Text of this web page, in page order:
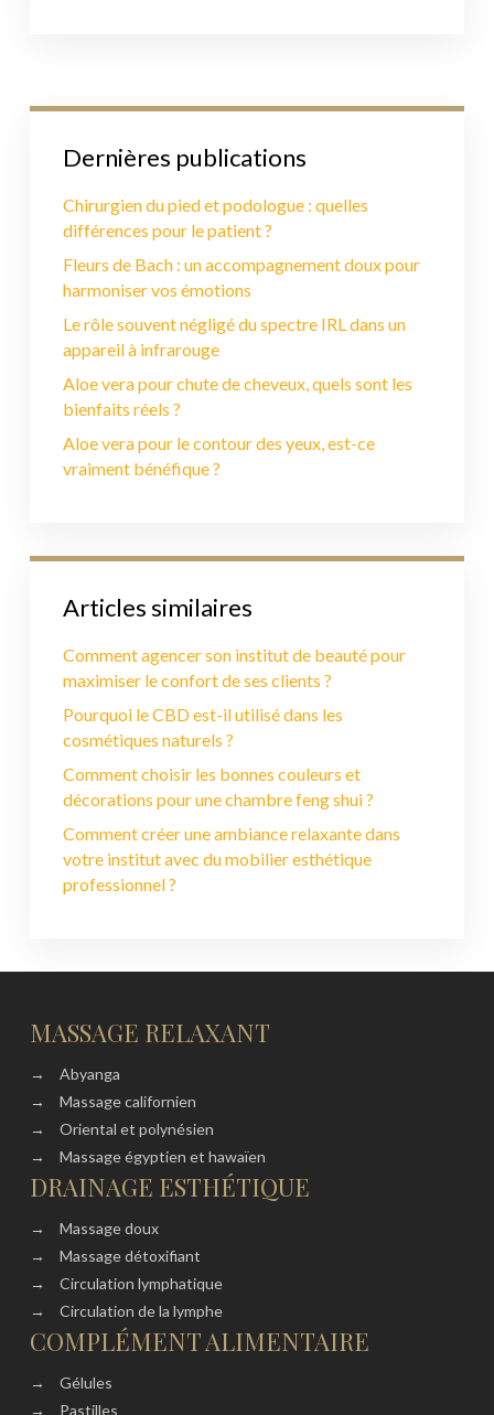
Dernières publications
Chirurgien du pied et podologue : quelles
différences pour le patient ?
Fleurs de Bach : un accompagnement doux pour
harmoniser vos émotions
Le rôle souvent négligé du spectre IRL dans un
appareil à infrarouge
Aloe vera pour chute de cheveux, quels sont les
bienfaits réels ?
Aloe vera pour le contour des yeux, est-ce
vraiment bénéfique ?
Articles similaires
Comment agencer son institut de beauté pour
maximiser le confort de ses clients ?
Pourquoi le CBD est-il utilisé dans les
cosmétiques naturels ?
Comment choisir les bonnes couleurs et
décorations pour une chambre feng shui ?
Comment créer une ambiance relaxante dans
votre institut avec du mobilier esthétique
professionnel ?
MASSAGE RELAXANT
→
Abyanga
→
Massage californien
→
Oriental et polynésien
→
Massage égyptien et hawaïen
DRAINAGE ESTHÉTIQUE
→
Massage doux
→
Massage détoxifiant
→
Circulation lymphatique
→
Circulation de la lymphe
COMPLÉMENT ALIMENTAIRE
→
Gélules
→
Pastilles